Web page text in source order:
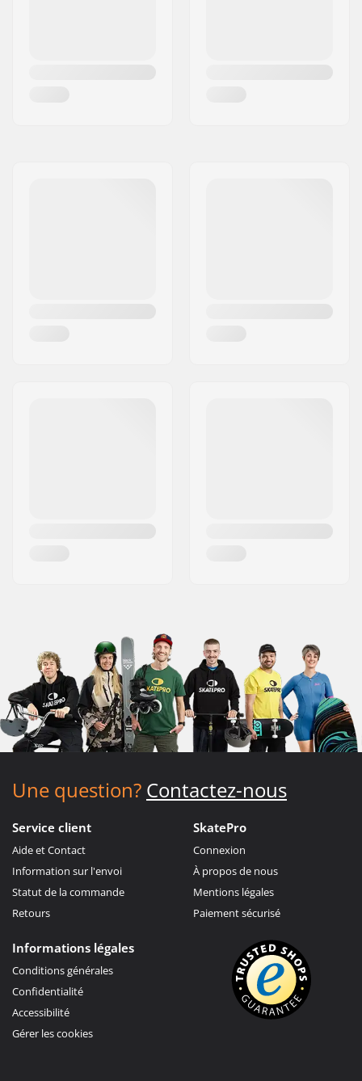
Une question? Contactez-nous
Service client
Aide et Contact
Information sur l'envoi
Statut de la commande
Retours
SkatePro
Connexion
À propos de nous
Mentions légales
Paiement sécurisé
Informations légales
Conditions générales
Confidentialité
Accessibilité
Gérer les cookies